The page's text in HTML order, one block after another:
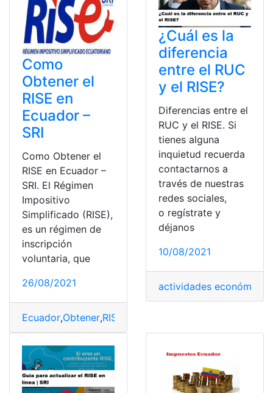
Como
Obtener el
RISE en
Ecuador –
SRI
Como Obtener el
RISE en Ecuador –
SRI. El Régimen
Impositivo
Simplificado (RISE),
es un régimen de
inscripción
voluntaria, que
26/08/2021
Ecuador,Obtener,RISE
¿Cuál es la
diferencia
entre el RUC
y el RISE?
Diferencias entre el
RUC y el RISE. Si
tienes alguna
inquietud recuerda
contactarnos a
través de nuestras
redes sociales,
o regístrate y
déjanos
10/08/2021
actividades económicas